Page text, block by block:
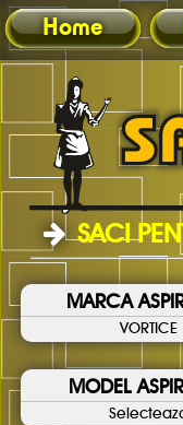
Home
SACI
MARCA
VORTICE
MODEL